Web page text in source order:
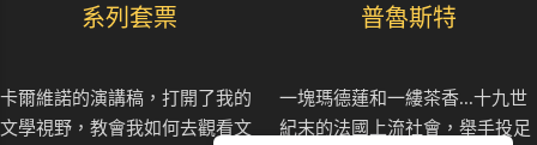
系列套票
卡爾維諾的演講稿，打開了我的
文學視野，教會我如何去觀看文
普魯斯特
一塊瑪德蓮和一縷茶香...十九世
紀末的法國上流社會，舉手投足